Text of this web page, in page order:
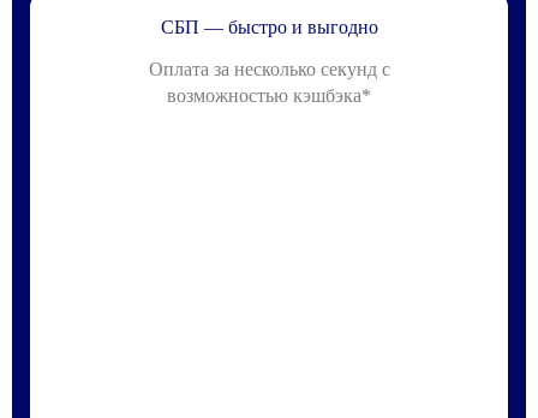
СБП — быстро и выгодно
Оплата за несколько секунд с
возможностью кэшбэка*